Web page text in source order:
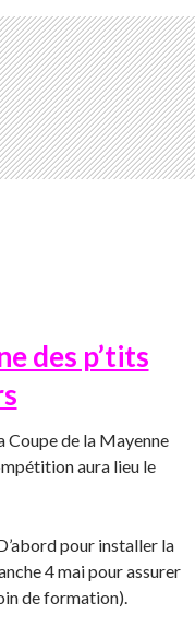
des p’tits
Coupe de la Mayenne
aura lieu le
pour installer la
4 mai pour assurer
de formation).